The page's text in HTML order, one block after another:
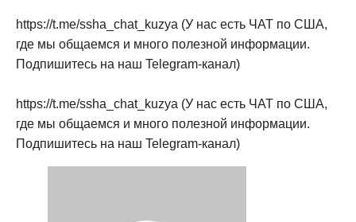
https://t.me/ssha_chat_kuzya (У нас есть ЧАТ по США,
где мы общаемся и много полезной информации.
Подпишитесь на наш Telegram-канал)
https://t.me/ssha_chat_kuzya (У нас есть ЧАТ по США,
где мы общаемся и много полезной информации.
Подпишитесь на наш Telegram-канал)